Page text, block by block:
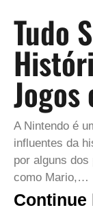
Tudo
Jogos
A Nintendo é
influentes da
por alguns
como Mario,…
Continue